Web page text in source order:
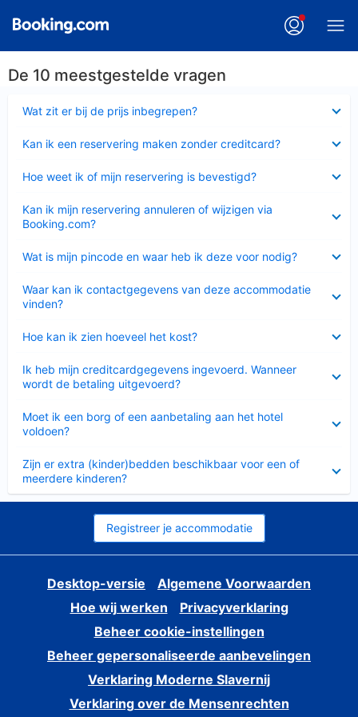
De 10 meestgestelde vragen
Wat zit er bij de prijs inbegrepen?
Kan ik een reservering maken zonder creditcard?
Hoe weet ik of mijn reservering is bevestigd?
Kan ik mijn reservering annuleren of wijzigen via
Booking.com?
Wat is mijn pincode en waar heb ik deze voor nodig?
Waar kan ik contactgegevens van deze accommodatie
vinden?
Hoe kan ik zien hoeveel het kost?
Ik heb mijn creditcardgegevens ingevoerd. Wanneer
wordt de betaling uitgevoerd?
Moet ik een borg of een aanbetaling aan het hotel
voldoen?
Zijn er extra (kinder)bedden beschikbaar voor een of
meerdere kinderen?
Registreer je accommodatie
Desktop-versie
Algemene Voorwaarden
Hoe wij werken
Privacyverklaring
Beheer cookie-instellingen
Beheer gepersonaliseerde aanbevelingen
Verklaring Moderne Slavernij
Verklaring over de Mensenrechten